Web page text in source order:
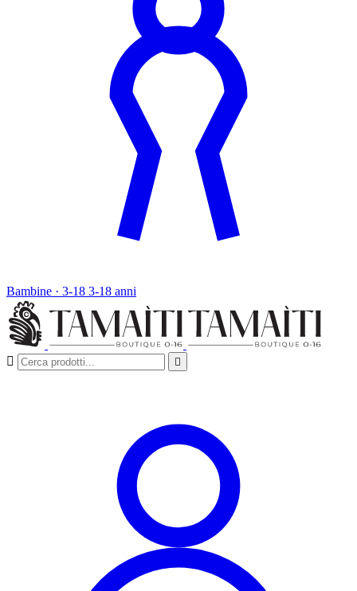
Bambine · 3-18 3-18 anni
 